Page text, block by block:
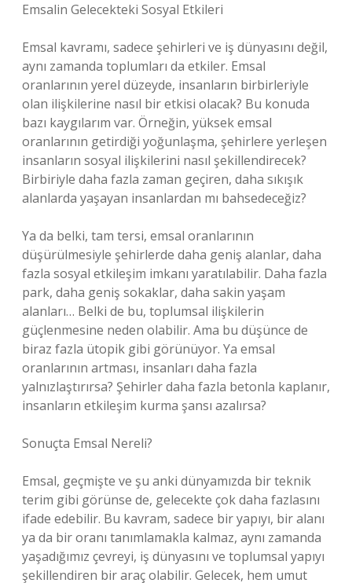
Emsalin Gelecekteki Sosyal Etkileri
Emsal kavramı, sadece şehirleri ve iş dünyasını değil,
aynı zamanda toplumları da etkiler. Emsal
oranlarının yerel düzeyde, insanların birbirleriyle
olan ilişkilerine nasıl bir etkisi olacak? Bu konuda
bazı kaygılarım var. Örneğin, yüksek emsal
oranlarının getirdiği yoğunlaşma, şehirlere yerleşen
insanların sosyal ilişkilerini nasıl şekillendirecek?
Birbiriyle daha fazla zaman geçiren, daha sıkışık
alanlarda yaşayan insanlardan mı bahsedeceğiz?
Ya da belki, tam tersi, emsal oranlarının
düşürülmesiyle şehirlerde daha geniş alanlar, daha
fazla sosyal etkileşim imkanı yaratılabilir. Daha fazla
park, daha geniş sokaklar, daha sakin yaşam
alanları… Belki de bu, toplumsal ilişkilerin
güçlenmesine neden olabilir. Ama bu düşünce de
biraz fazla ütopik gibi görünüyor. Ya emsal
oranlarının artması, insanları daha fazla
yalnızlaştırırsa? Şehirler daha fazla betonla kaplanır,
insanların etkileşim kurma şansı azalırsa?
Sonuçta Emsal Nereli?
Emsal, geçmişte ve şu anki dünyamızda bir teknik
terim gibi görünse de, gelecekte çok daha fazlasını
ifade edebilir. Bu kavram, sadece bir yapıyı, bir alanı
ya da bir oranı tanımlamakla kalmaz, aynı zamanda
yaşadığımız çevreyi, iş dünyasını ve toplumsal yapıyı
şekillendiren bir araç olabilir. Gelecek, hem umut